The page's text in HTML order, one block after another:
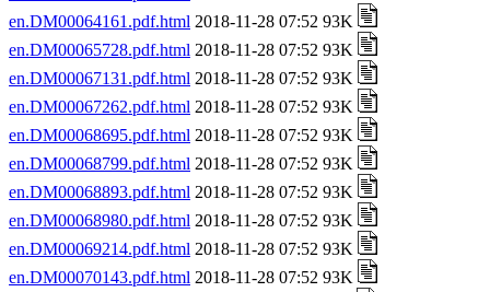
en.DM00064161.pdf.html 2018-11-28 07:52 93K
en.DM00065728.pdf.html 2018-11-28 07:52 93K
en.DM00067131.pdf.html 2018-11-28 07:52 93K
en.DM00067262.pdf.html 2018-11-28 07:52 93K
en.DM00068695.pdf.html 2018-11-28 07:52 93K
en.DM00068799.pdf.html 2018-11-28 07:52 93K
en.DM00068893.pdf.html 2018-11-28 07:52 93K
en.DM00068980.pdf.html 2018-11-28 07:52 93K
en.DM00069214.pdf.html 2018-11-28 07:52 93K
en.DM00070143.pdf.html 2018-11-28 07:52 93K